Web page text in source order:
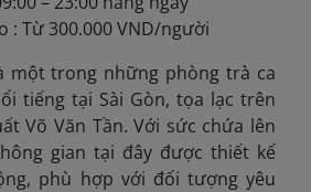
: Từ 300.000 VND/người
một trong những phòng trà ca
tiếng tại Sài Gòn, tọa lạc trên
Võ Văn Tần. Với sức chứa lên
gian tại đây được thiết kế
phù hợp với đối tượng yêu